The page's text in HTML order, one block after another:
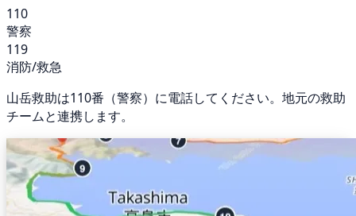
110
警察
119
消防/救急
山岳救助は110番（警察）に電話してください。地元の救助
チームと連携します。